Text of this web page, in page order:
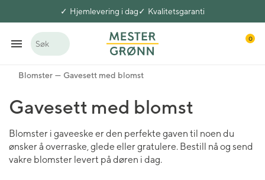
Hjemlevering i dag Kvalitetsgaranti
Søk
0
Blomster Gavesett med blomst
Gavesett med blomst
Blomster i gaveeske er den perfekte gaven til noen du
ønsker å overraske, glede eller gratulere. Bestill nå og send
vakre blomster levert på døren i dag.